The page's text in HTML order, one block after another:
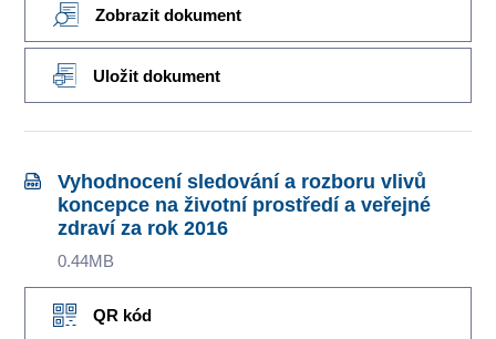
Zobrazit dokument
Uložit dokument
Vyhodnocení sledování a rozboru vlivů
koncepce na životní prostředí a veřejné
zdraví za rok 2016
0.44MB
QR kód